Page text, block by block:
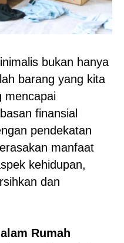
bukan hanya
barang yang kita
mencapai
finansial
pendekatan
manfaat
kehidupan,
dan
Rumah